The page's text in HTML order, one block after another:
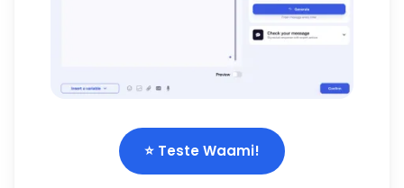
⭐️ Teste Waami!